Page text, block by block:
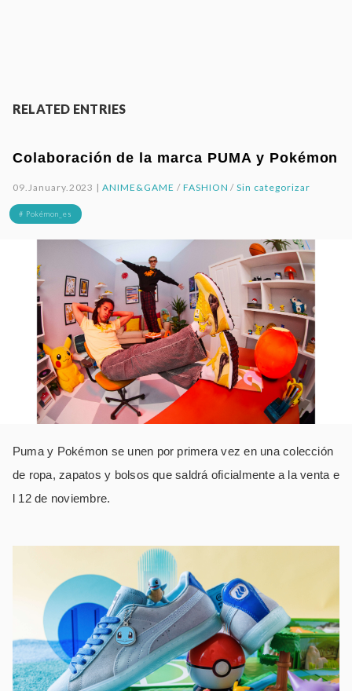
RELATED ENTRIES
Colaboración de la marca PUMA y Pokémon
09.January.2023 |ANIME&GAME / FASHION /Sin categorizar
# Pokémon_es
Puma y Pokémon se unen por primera vez en una colección
de ropa, zapatos y bolsos que saldrá oficialmente a la venta e
l 12 de noviembre.